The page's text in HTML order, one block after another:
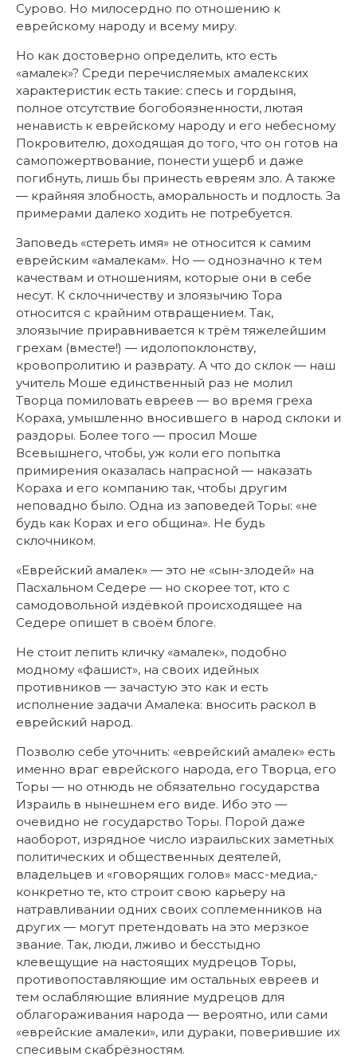
Сурово. Но милосердно по отношению к
еврейскому народу и всему миру.
Но как достоверно определить, кто есть
«амалек»? Среди перечисляемых амалекских
характеристик есть такие: спесь и гордыня,
полное отсутствие богобоязненности, лютая
ненависть к еврейскому народу и его небесному
Покровителю, доходящая до того, что он готов на
самопожертвование, понести ущерб и даже
погибнуть, лишь бы принесть евреям зло. А также
— крайняя злобность, аморальность и подлость. За
примерами далеко ходить не потребуется.
Заповедь «стереть имя» не относится к самим
еврейским «амалекам». Но — однозначно к тем
качествам и отношениям, которые они в себе
несут. К склочничеству и злоязычию Тора
относится с крайним отвращением. Так,
злоязычие приравнивается к трём тяжелейшим
грехам (вместе!) — идолопоклонству,
кровопролитию и разврату. А что до склок — наш
учитель Моше единственный раз не молил
Творца помиловать евреев — во время греха
Кораха, умышленно вносившего в народ склоки и
раздоры. Более того — просил Моше
Всевышнего, чтобы, уж коли его попытка
примирения оказалась напрасной — наказать
Кораха и его компанию так, чтобы другим
неповадно было. Одна из заповедей Торы: «не
будь как Корах и его община». Не будь
склочником.
«Еврейский амалек» — это не «сын-злодей» на
Пасхальном Седере — но скорее тот, кто с
самодовольной издёвкой происходящее на
Седере опишет в своём блоге.
Не стоит лепить кличку «амалек», подобно
модному «фашист», на своих идейных
противников — зачастую это как и есть
исполнение задачи Амалека: вносить раскол в
еврейский народ.
Позволю себе уточнить: «еврейский амалек» есть
именно враг еврейского народа, его Творца, его
Торы — но отнюдь не обязательно государства
Израиль в нынешнем его виде. Ибо это —
очевидно не государство Торы. Порой даже
наоборот, изрядное число израильских заметных
политических и общественных деятелей,
владельцев и «говорящих голов» масс-медиа,-
конкретно те, кто строит свою карьеру на
натравливании одних своих соплеменников на
других — могут претендовать на это мерзкое
звание. Так, люди, лживо и бесстыдно
клевещущие на настоящих мудрецов Торы,
противопоставляющие им остальных евреев и
тем ослабляющие влияние мудрецов для
облагораживания народа — вероятно, или сами
«еврейские амалеки», или дураки, поверившие их
спесивым скабрёзностям.